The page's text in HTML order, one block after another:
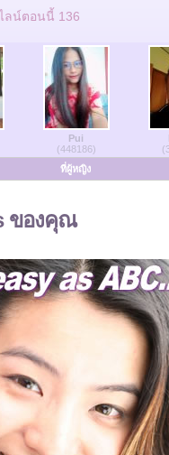
ลน์ตอนนี้ 136
Pui
(448186)
ที่ผู้หญิง
ของคุณ